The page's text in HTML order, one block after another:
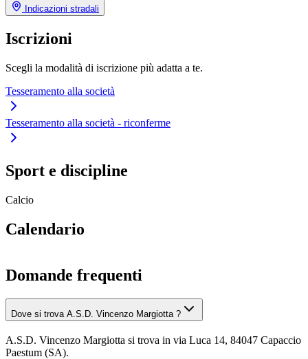
Indicazioni stradali
Iscrizioni
Scegli la modalità di iscrizione più adatta a te.
Tesseramento alla società
Tesseramento alla società - riconferme
Sport e discipline
Calcio
Calendario
Domande frequenti
Dove si trova A.S.D. Vincenzo Margiotta ?
A.S.D. Vincenzo Margiotta si trova in via Luca 14, 84047 Capaccio
Paestum (SA).